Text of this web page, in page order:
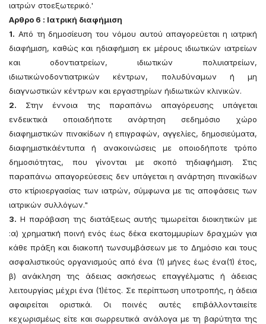
ιατρών στοεξωτερικό.'
Αρθρο 6 : Ιατρική διαφήμιση
1. Από τη δημοσίευση του νόμου αυτού απαγορεύεται η ιατρική
διαφήμιση, καθώς και ηδιαφήμιση εκ μέρους ιδιωτικών ιατρείων
και οδοντιατρείων, ιδιωτικών πολυιατρείων,
ιδιωτικώνοδοντιατρικών κέντρων, πολυδύναμων ή μη
διαγνωστικών κέντρων και εργαστηρίων ήιδιωτικών κλινικών.
2. Στην έννοια της παραπάνω απαγόρευσης υπάγεται
ενδεικτικά οποιαδήποτε ανάρτηση σεδημόσιο χώρο
διαφημιστικών πινακίδων ή επιγραφών, αγγελίες, δημοσιεύματα,
διαφημιστικάέντυπα ή ανακοινώσεις με οποιοδήποτε τρόπο
δημοσιότητας, που γίνονται με σκοπό τηδιαφήμιση. Στις
παραπάνω απαγορεύεσεις δεν υπάγεται η ανάρτηση πινακίδων
στο κτίριοεργασίας των ιατρών, σύμφωνα με τις αποφάσεις των
ιατρικών συλλόγων."
3. Η παράβαση της διατάξεως αυτής τιμωρείται διοικητικών με
:α) χρηματική ποινή ενός έως δέκα εκατομμυρίων δραχμών για
κάθε πράξη και διακοπή τωνσυμβάσεων με το Δημόσιο και τους
ασφαλιστικούς οργανισμούς από ένα (1) μήνες έως ένα(1) έτος,
β) ανάκληση της άδειας ασκήσεως επαγγέλματις ή άδειας
λειτουργίας μέχρι ένα (1)έτος. Σε περίπτωση υποτροπής, η άδεια
αφαιρείται οριστικά. Οι ποινές αυτές επιβάλλονταιείτε
κεχωρισμέως είτε και σωρρευτικά ανάλογα με τη βαρύτητα της